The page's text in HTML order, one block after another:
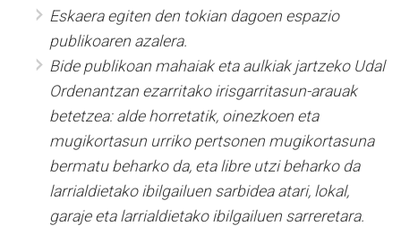
Eskaera egiten den tokian dagoen espazio
publikoaren azalera.
Bide publikoan mahaiak eta aulkiak jartzeko Udal
Ordenantzan ezarritako irisgarritasun-arauak
betetzea: alde horretatik, oinezkoen eta
mugikortasun urriko pertsonen mugikortasuna
bermatu beharko da, eta libre utzi beharko da
larrialdietako ibilgailuen sarbidea atari, lokal,
garaje eta larrialdietako ibilgailuen sarreretara.